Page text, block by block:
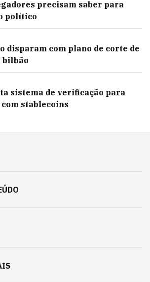
precisam saber para
político
disparam com plano de corte de
bilhão
sistema de verificação para
stablecoins